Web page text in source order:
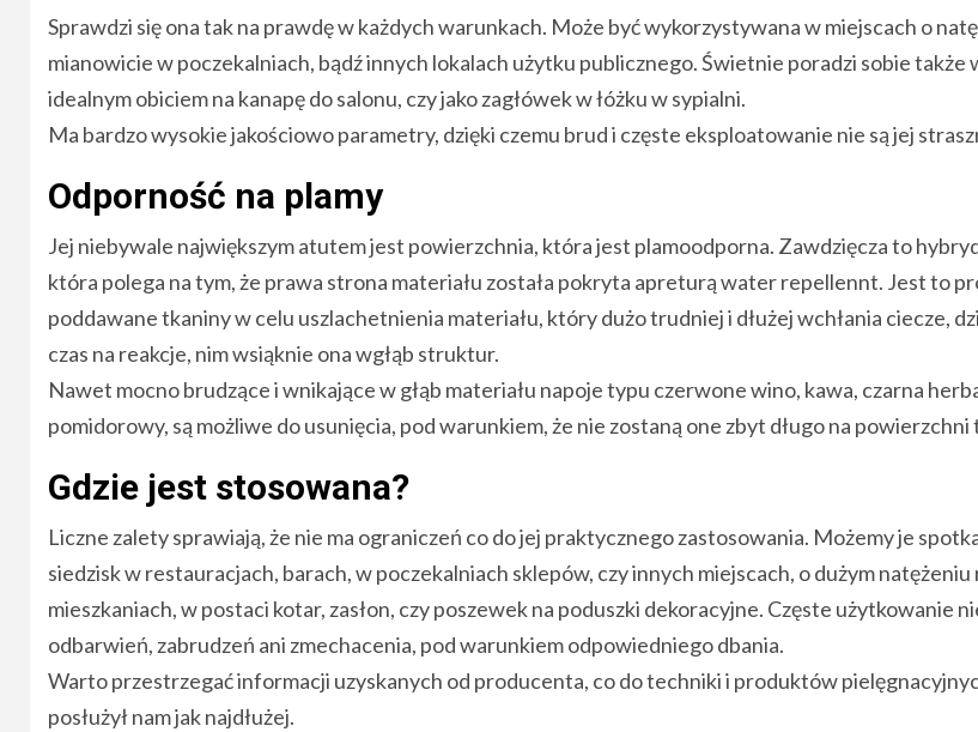
Sprawdzi się ona tak na prawdę w każdych warunkach. Może być wykorzystywana w miejscach o
mianowicie w poczekalniach, bądź innych lokalach użytku publicznego. Świetnie poradzi sobie także
idealnym obiciem na kanapę do salonu, czy jako zagłówek w łóżku w sypialni.
Ma bardzo wysokie jakościowo parametry, dzięki czemu brud i częste eksploatowanie nie są jej
Odporność na plamy
Jej niebywale największym atutem jest powierzchnia, która jest plamoodporna. Zawdzięcza to
która polega na tym, że prawa strona materiału została pokryta apreturą water repellennt. Jest to
poddawane tkaniny w celu uszlachetnienia materiału, który dużo trudniej i dłużej wchłania ciecze,
czas na reakcje, nim wsiąknie ona wgłąb struktur.
Nawet mocno brudzące i wnikające w głąb materiału napoje typu czerwone wino, kawa, czarna
pomidorowy, są możliwe do usunięcia, pod warunkiem, że nie zostaną one zbyt długo na powierzchni
Gdzie jest stosowana?
Liczne zalety sprawiają, że nie ma ograniczeń co do jej praktycznego zastosowania. Możemy je
siedzisk w restauracjach, barach, w poczekalniach sklepów, czy innych miejscach, o dużym
mieszkaniach, w postaci kotar, zasłon, czy poszewek na poduszki dekoracyjne. Częste użytkowanie
odbarwień, zabrudzeń ani zmechacenia, pod warunkiem odpowiedniego dbania.
Warto przestrzegać informacji uzyskanych od producenta, co do techniki i produktów
posłużył nam jak najdłużej.